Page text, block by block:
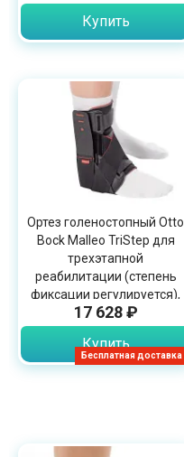
Купить
Бесплатная доставка
Ортез голеностопный Otto
Bock Malleo TriStep для
трехэтапной
реабилитации (степень
фиксации регулируется),
50S8
17 628 ₽
Купить